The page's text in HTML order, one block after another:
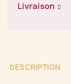
Livraison
DESCRIPTION